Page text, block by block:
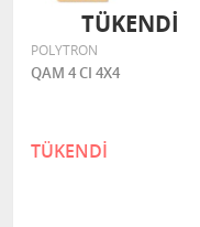
POLYTRON
QAM 4 CI 4X4
TÜKENDİ
TÜKENDİ